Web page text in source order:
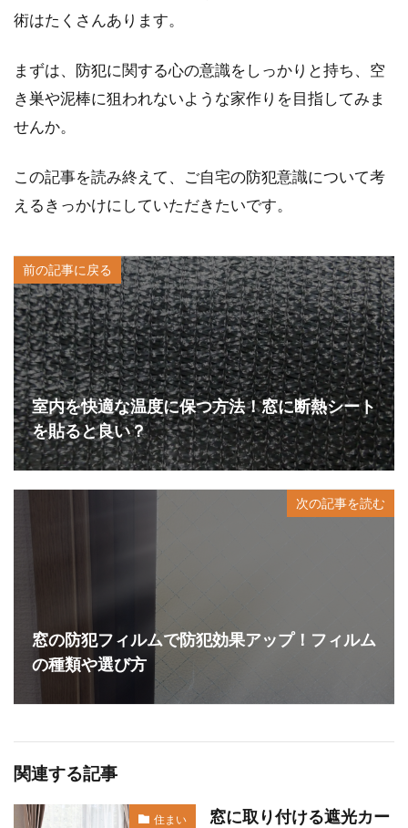
術はたくさんあります。
まずは、防犯に関する心の意識をしっかりと持ち、空
き巣や泥棒に狙われないような家作りを目指してみま
せんか。
この記事を読み終えて、ご自宅の防犯意識について考
えるきっかけにしていただきたいです。
前の記事に戻る
室内を快適な温度に保つ方法！窓に断熱シート
を貼ると良い？
次の記事を読む
窓の防犯フィルムで防犯効果アップ！フィルム
の種類や選び方
関連する記事
住まい
窓に取り付ける遮光カー